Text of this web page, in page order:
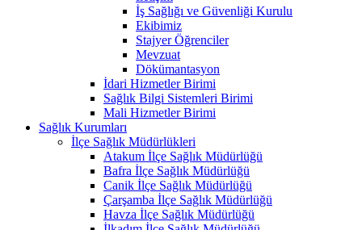
İş Sağlığı ve Güvenliği Kurulu
Ekibimiz
Stajyer Öğrenciler
Mevzuat
Dökümantasyon
İdari Hizmetler Birimi
Sağlık Bilgi Sistemleri Birimi
Mali Hizmetler Birimi
Sağlık Kurumları
İlçe Sağlık Müdürlükleri
Atakum İlçe Sağlık Müdürlüğü
Bafra İlçe Sağlık Müdürlüğü
Canik İlçe Sağlık Müdürlüğü
Çarşamba İlçe Sağlık Müdürlüğü
Havza İlçe Sağlık Müdürlüğü